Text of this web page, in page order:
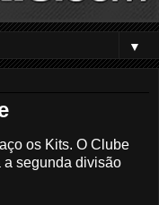
▼
os Kits. O Clube
a segunda divisão